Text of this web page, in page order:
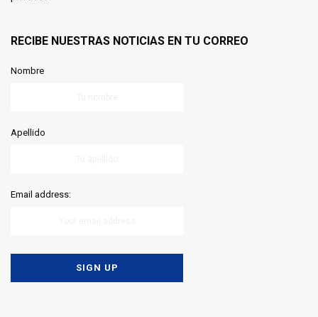
RECIBE NUESTRAS NOTICIAS EN TU CORREO
Nombre
Apellido
Email address: